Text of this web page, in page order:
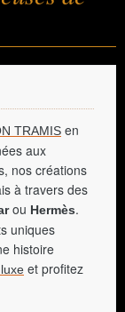
TRAMIS en
aux
nos créations
à travers des
ou Hermès.
uniques
histoire
et profitez